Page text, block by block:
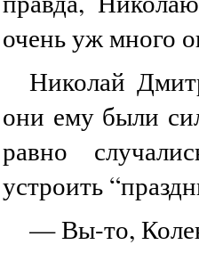
очень уж много
Николай
они ему были
равно
устроить
— Вы-то,